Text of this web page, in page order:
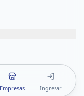
Empresas Ingresar